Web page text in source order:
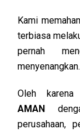
Kami
terbiasa
pernah
menyenangkan.
Oleh
AMAN
perusahaan,